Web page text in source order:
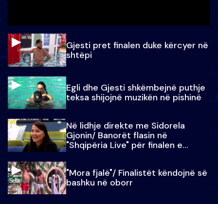
Gjesti pret finalen duke kërcyer në
shtëpi
Egli dhe Gjesti shkëmbejnë puthje
teksa shijojnë muzikën në pishinë
Në lidhje direkte me Sidorela
Gjonin/ Banorët flasin në
"Shqipëria Live" për finalen e
"Mora fjalë"/ Finalistët këndojnë së
bashku në oborr